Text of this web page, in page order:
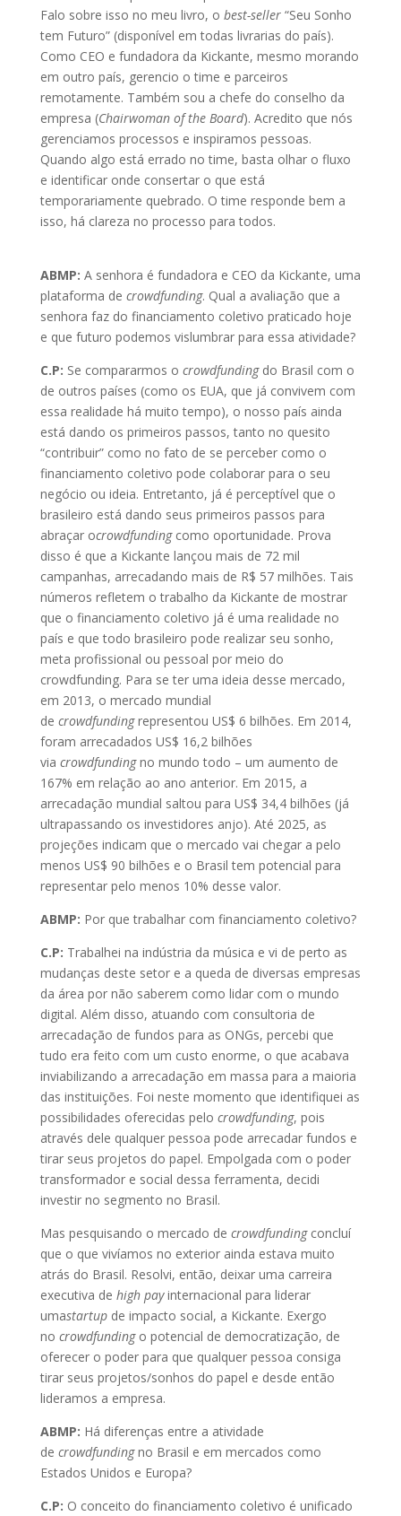
Falo sobre isso no meu livro, o best-seller “Seu Sonho
tem Futuro” (disponível em todas livrarias do país).
Como CEO e fundadora da Kickante, mesmo morando
em outro país, gerencio o time e parceiros
remotamente. Também sou a chefe do conselho da
empresa (Chairwoman of the Board). Acredito que nós
gerenciamos processos e inspiramos pessoas.
Quando algo está errado no time, basta olhar o fluxo
e identificar onde consertar o que está
temporariamente quebrado. O time responde bem a
isso, há clareza no processo para todos.
ABMP: A senhora é fundadora e CEO da Kickante, uma
plataforma de crowdfunding. Qual a avaliação que a
senhora faz do financiamento coletivo praticado hoje
e que futuro podemos vislumbrar para essa atividade?
C.P: Se compararmos o crowdfundingdo Brasil com o
de outros países (como os EUA, que já convivem com
essa realidade há muito tempo), o nosso país ainda
está dando os primeiros passos, tanto no quesito
“contribuir” como no fato de se perceber como o
financiamento coletivo pode colaborar para o seu
negócio ou ideia. Entretanto, já é perceptível que o
brasileiro está dando seus primeiros passos para
abraçar ocrowdfundingcomo oportunidade. Prova
disso é que a Kickante lançou mais de 72 mil
campanhas, arrecadando mais de R$ 57 milhões. Tais
números refletem o trabalho da Kickante de mostrar
que o financiamento coletivo já é uma realidade no
país e que todo brasileiro pode realizar seu sonho,
meta profissional ou pessoal por meio do
crowdfunding. Para se ter uma ideia desse mercado,
em 2013, o mercado mundial
de crowdfundingrepresentou US$ 6 bilhões. Em 2014,
foram arrecadados US$ 16,2 bilhões
via crowdfundingno mundo todo – um aumento de
167% em relação ao ano anterior. Em 2015, a
arrecadação mundial saltou para US$ 34,4 bilhões (já
ultrapassando os investidores anjo). Até 2025, as
projeções indicam que o mercado vai chegar a pelo
menos US$ 90 bilhões e o Brasil tem potencial para
representar pelo menos 10% desse valor.
ABMP: Por que trabalhar com financiamento coletivo?
C.P: Trabalhei na indústria da música e vi de perto as
mudanças deste setor e a queda de diversas empresas
da área por não saberem como lidar com o mundo
digital. Além disso, atuando com consultoria de
arrecadação de fundos para as ONGs, percebi que
tudo era feito com um custo enorme, o que acabava
inviabilizando a arrecadação em massa para a maioria
das instituições. Foi neste momento que identifiquei as
possibilidades oferecidas pelo crowdfunding, pois
através dele qualquer pessoa pode arrecadar fundos e
tirar seus projetos do papel. Empolgada com o poder
transformador e social dessa ferramenta, decidi
investir no segmento no Brasil.
Mas pesquisando o mercado de crowdfundingconcluí
que o que vivíamos no exterior ainda estava muito
atrás do Brasil. Resolvi, então, deixar uma carreira
executiva de high payinternacional para liderar
umastartupde impacto social, a Kickante. Exergo
no crowdfundingo potencial de democratização, de
oferecer o poder para que qualquer pessoa consiga
tirar seus projetos/sonhos do papel e desde então
lideramos a empresa.
ABMP: Há diferenças entre a atividade
de crowdfundingno Brasil e em mercados como
Estados Unidos e Europa?
C.P: O conceito do financiamento coletivo é unificado